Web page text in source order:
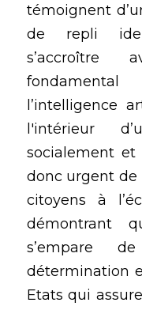
témoignent
de repli
s’accroître
l’intelligence
l'intérieur
socialement et
donc urgent de
citoyens à
démontrant
s’empare
détermination
Etats qui